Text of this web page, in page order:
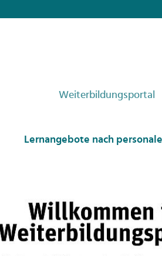
Weiterbildungsportal
Lernangebote nach